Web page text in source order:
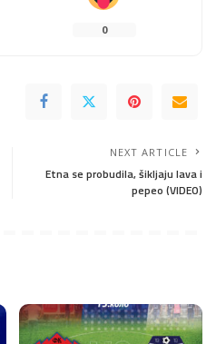
0
NEXT ARTICLE
Etna se probudila, šikljaju lava i
pepeo (VIDEO)